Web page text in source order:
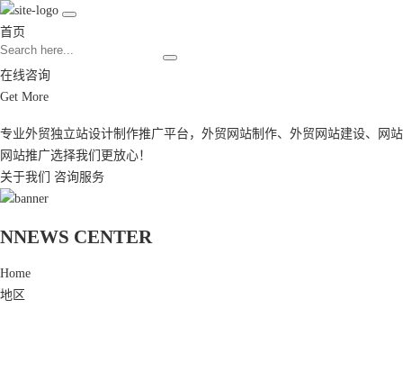
首页
在线咨询
Get More
专业外贸独立站设计制作推广平台， 外贸网站制作、 外贸网站建设、
网站
网站推广选择我们更放心！
关于我们
咨询服务
NNEWS CENTER
Home
地区